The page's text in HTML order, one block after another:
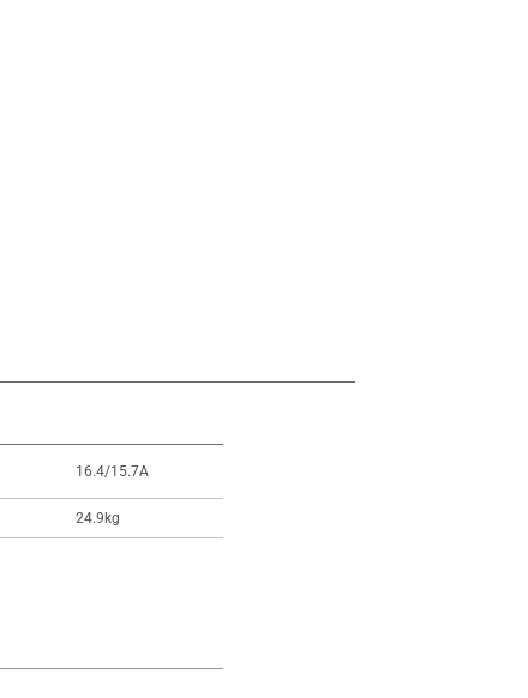
16.4/15.7A
24.9kg